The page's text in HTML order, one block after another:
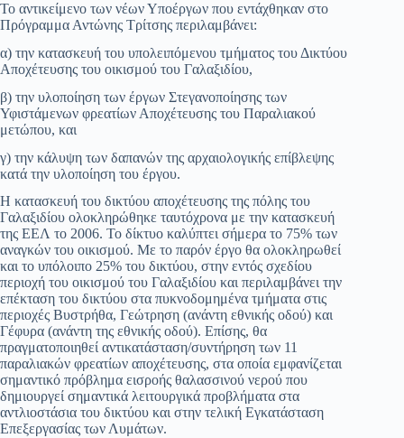
Το αντικείμενο των νέων Υποέργων που εντάχθηκαν στο
Πρόγραμμα Αντώνης Τρίτσης περιλαμβάνει:
α) την κατασκευή του υπολειπόμενου τμήματος του Δικτύου
Αποχέτευσης του οικισμού του Γαλαξιδίου,
β) την υλοποίηση των έργων Στεγανοποίησης των
Υφιστάμενων φρεατίων Αποχέτευσης του Παραλιακού
μετώπου, και
γ) την κάλυψη των δαπανών της αρχαιολογικής επίβλεψης
κατά την υλοποίηση του έργου.
Η κατασκευή του δικτύου αποχέτευσης της πόλης του
Γαλαξιδίου ολοκληρώθηκε ταυτόχρονα με την κατασκευή
της ΕΕΛ το 2006. Το δίκτυο καλύπτει σήμερα το 75% των
αναγκών του οικισμού. Με το παρόν έργο θα ολοκληρωθεί
και το υπόλοιπο 25% του δικτύου, στην εντός σχεδίου
περιοχή του οικισμού του Γαλαξιδίου και περιλαμβάνει την
επέκταση του δικτύου στα πυκνοδομημένα τμήματα στις
περιοχές Βυστρήθα, Γεώτρηση (ανάντη εθνικής οδού) και
Γέφυρα (ανάντη της εθνικής οδού). Επίσης, θα
πραγματοποιηθεί αντικατάσταση/συντήρηση των 11
παραλιακών φρεατίων αποχέτευσης, στα οποία εμφανίζεται
σημαντικό πρόβλημα εισροής θαλασσινού νερού που
δημιουργεί σημαντικά λειτουργικά προβλήματα στα
αντλιοστάσια του δικτύου και στην τελική Εγκατάσταση
Επεξεργασίας των Λυμάτων.